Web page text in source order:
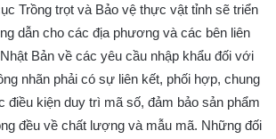
Trồng trọt và Bảo vệ thực vật tỉnh sẽ triển
dẫn cho các địa phương và các bên liên
Bản về các yêu cầu nhập khẩu đối với
nhãn phải có sự liên kết, phối hợp, chung
điều kiện duy trì mã số, đảm bảo sản phẩm
đều về chất lượng và mẫu mã. Những đối